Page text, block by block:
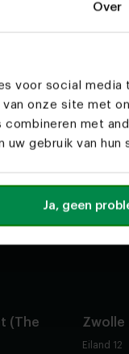
Over
voor social media
onze site met
combineren met
gebruik van hun
Ja, geen
(The
Zwolle
Eiland 12